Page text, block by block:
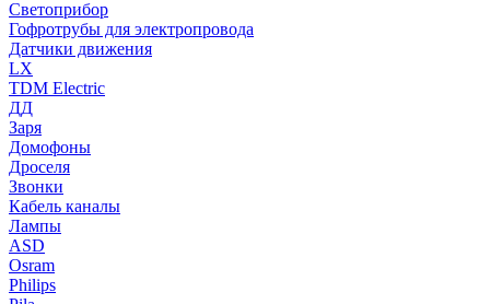
Светоприбор
Гофротрубы для электропровода
Датчики движения
LX
TDM Electric
ДД
Заря
Домофоны
Дроселя
Звонки
Кабель каналы
Лампы
ASD
Osram
Philips